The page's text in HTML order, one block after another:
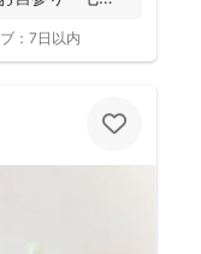
： 7日以内